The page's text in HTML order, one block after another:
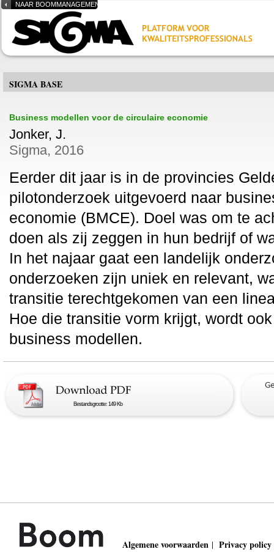
NAAR BOOMMANAGEMENT.NL
SIGMA BASE
Business modellen voor de circulaire economie
Jonker, J.
Sigma, 2016
Eerder dit jaar is in de provincies
pilotonderzoek uitgevoerd naar
economie (BMCE). Doel was om te
doen als zij zeggen in hun bedrijf of
In het najaar gaat een landelijk
onderzoeken zijn uniek en relevant,
transitie terechtgekomen van een
Hoe die transitie vorm krijgt, wordt
business modellen.
Bestandsgrootte: 149 Kb
Algemene voorwaarden | Privacy policy